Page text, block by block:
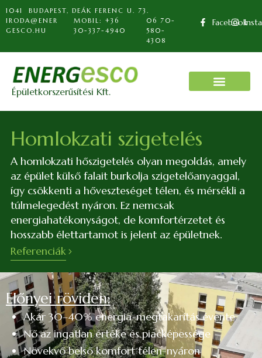
1041 BUDAPEST, DEÁK FERENC U. 73.
IRODA@ENER
GESCO.HU
MOBIL: +36
30-337-4940
06 70-
580-
4308
Facebook
Épületkorszerűsítési Kft.
Homlokzati szigetelés
A homlokzati hőszigetelés olyan megoldás, amely
az épület külső falait burkolja szigetelőanyaggal,
így csökkenti a hőveszteséget télen, és mérsékli a
túlmelegedést nyáron. Ez nemcsak
energiahatékonyságot, de komfortérzetet és
hosszabb élettartamot is jelent az épületnek.
Referenciák
Előnyei röviden:
Akár 30–40% energia-megtakarítás évente
Nő az ingatlan értéke és piacképessége
Növekvő belső komfort télen-nyáron